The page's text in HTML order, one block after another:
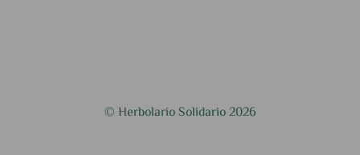
© Herbolario Solidario 2026